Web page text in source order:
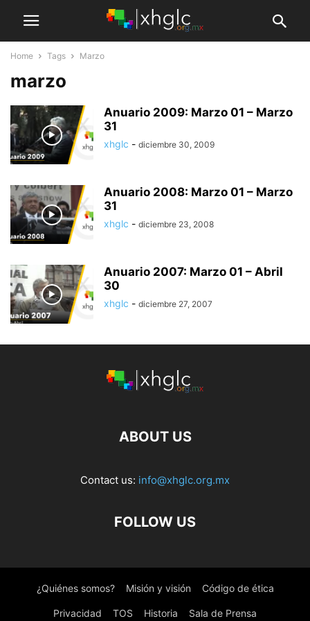
Home Tags Marzo
marzo
Anuario 2009: Marzo 01 – Marzo
31
xhglc - diciembre 30, 2009
Anuario 2008: Marzo 01 – Marzo
31
xhglc - diciembre 23, 2008
Anuario 2007: Marzo 01 – Abril
30
xhglc - diciembre 27, 2007
ABOUT US
Contact us: info@xhglc.org.mx
FOLLOW US
¿Quiénes somos? Misión y visión Código de ética
Privacidad TOS Historia Sala de Prensa